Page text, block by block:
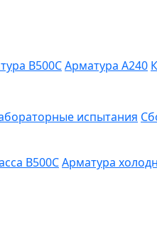
B500CАрматура A240
испытания
В500САрматура